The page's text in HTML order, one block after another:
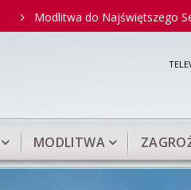
do Najświętszego Serca
MODLITWA